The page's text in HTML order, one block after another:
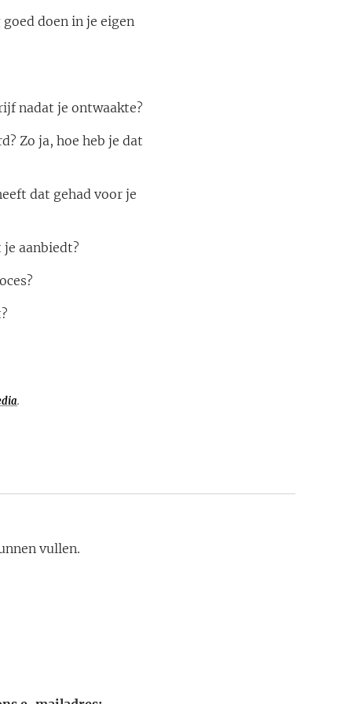
doen in je eigen
nadat je ontwaakte?
Zo ja, hoe heb je dat
dat gehad voor je
aanbiedt?
.
vullen.